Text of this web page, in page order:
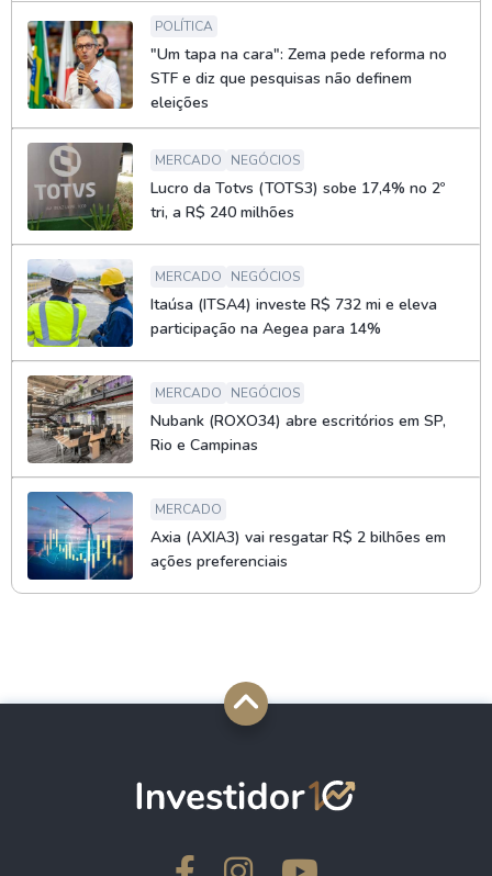
POLÍTICA
"Um tapa na cara": Zema pede reforma no
STF e diz que pesquisas não definem
eleições
MERCADO NEGÓCIOS
Lucro da Totvs (TOTS3) sobe 17,4% no 2º
tri, a R$ 240 milhões
MERCADO NEGÓCIOS
Itaúsa (ITSA4) investe R$ 732 mi e eleva
participação na Aegea para 14%
MERCADO NEGÓCIOS
Nubank (ROXO34) abre escritórios em SP,
Rio e Campinas
MERCADO
Axia (AXIA3) vai resgatar R$ 2 bilhões em
ações preferenciais